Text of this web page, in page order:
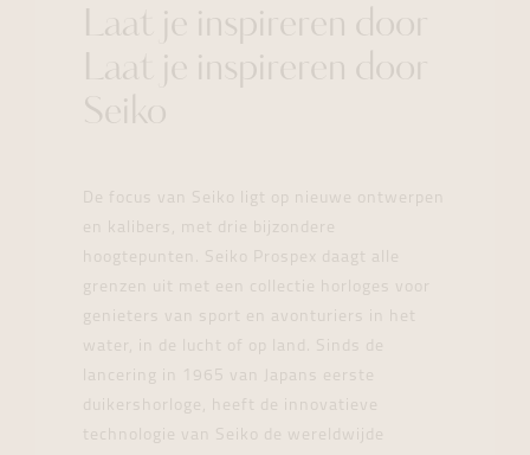
Laat je inspireren door
Laat je inspireren door
Seiko
De focus van Seiko ligt op nieuwe ontwerpen
en kalibers, met drie bijzondere
hoogtepunten. Seiko Prospex daagt alle
grenzen uit met een collectie horloges voor
genieters van sport en avonturiers in het
water, in de lucht of op land. Sinds de
lancering in 1965 van Japans eerste
duikershorloge, heeft de innovatieve
technologie van Seiko de wereldwijde